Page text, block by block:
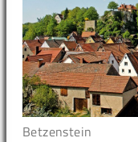
Betzenstein